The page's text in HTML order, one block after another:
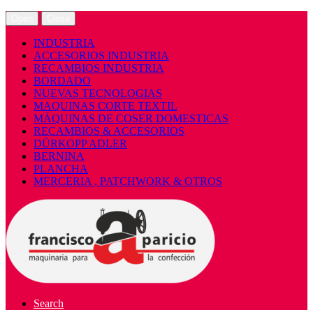
INDUSTRIA
ACCESORIOS INDUSTRIA
RECAMBIOS INDUSTRIA
BORDADO
NUEVAS TECNOLOGIAS
MAQUINAS CORTE TEXTIL
MÁQUINAS DE COSER DOMESTICAS
RECAMBIOS & ACCESORIOS
DÜRKOPP ADLER
BERNINA
PLANCHA
MERCERIA , PATCHWORK & OTROS
Search